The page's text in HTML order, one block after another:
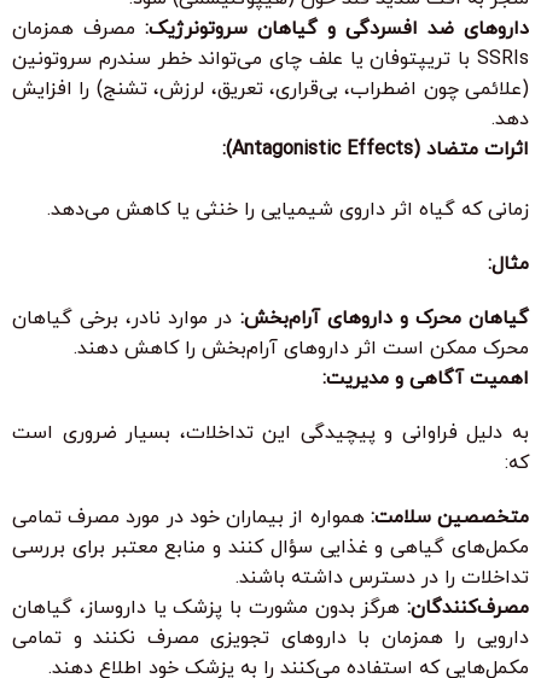
داروهای ضد افسردگی و گیاهان سروتونرژیک: مصرف همزمان
SSRIs با تریپتوفان یا علف چای می‌تواند خطر سندرم سروتونین
(علائمی چون اضطراب، بی‌قراری، تعریق، لرزش، تشنج) را افزایش
دهد.
اثرات متضاد (Antagonistic Effects):
زمانی که گیاه اثر داروی شیمیایی را خنثی یا کاهش می‌دهد.
مثال:
گیاهان محرک و داروهای آرام‌بخش: در موارد نادر، برخی گیاهان
محرک ممکن است اثر داروهای آرام‌بخش را کاهش دهند.
اهمیت آگاهی و مدیریت:
به دلیل فراوانی و پیچیدگی این تداخلات، بسیار ضروری است
که:
متخصصین سلامت: همواره از بیماران خود در مورد مصرف تمامی
مکمل‌های گیاهی و غذایی سؤال کنند و منابع معتبر برای بررسی
تداخلات را در دسترس داشته باشند.
مصرف‌کنندگان: هرگز بدون مشورت با پزشک یا داروساز، گیاهان
دارویی را همزمان با داروهای تجویزی مصرف نکنند و تمامی
مکمل‌هایی که استفاده می‌کنند را به پزشک خود اطلاع دهند.